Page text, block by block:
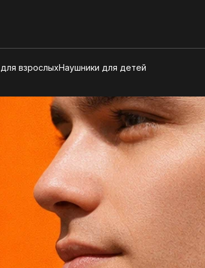
взрослыхНаушники для детей